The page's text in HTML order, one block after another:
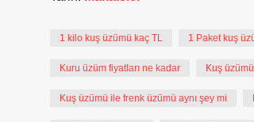
1 kilo kuş üzümü kaç TL 1 Paket kuş
Kuru üzüm fiyatları ne kadar Kuş
Kuş üzümü ile frenk üzümü aynı şey mi